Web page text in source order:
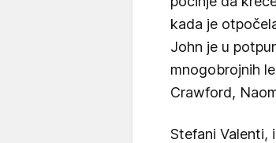
kada je
John je u
mnogobrojnih
Crawford,
Stefani Valenti,